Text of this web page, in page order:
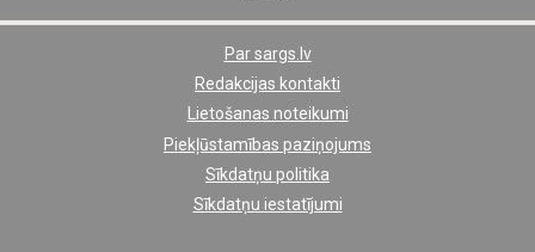
Par sargs.lv
Redakcijas kontakti
Lietošanas noteikumi
Piekļūstamības paziņojums
Sīkdatņu politika
Sīkdatņu iestatījumi